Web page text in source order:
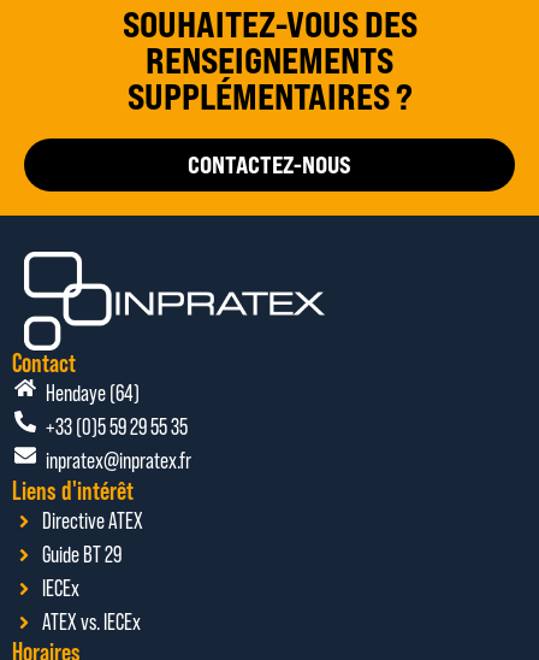
SOUHAITEZ-VOUS DES
RENSEIGNEMENTS
SUPPLÉMENTAIRES ?
CONTACTEZ-NOUS
Contact
Hendaye (64)
+33 (0)5 59 29 55 35
inpratex@inpratex.fr
Liens d'intérêt
Directive ATEX
Guide BT 29
IECEx
ATEX vs. IECEx
Horaires